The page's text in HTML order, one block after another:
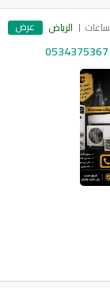
الرياض عرض